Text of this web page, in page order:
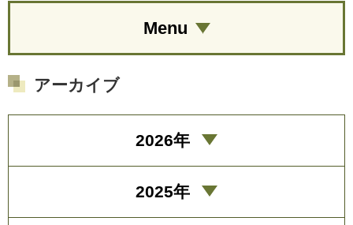
Menu
アーカイブ
2026年
2025年